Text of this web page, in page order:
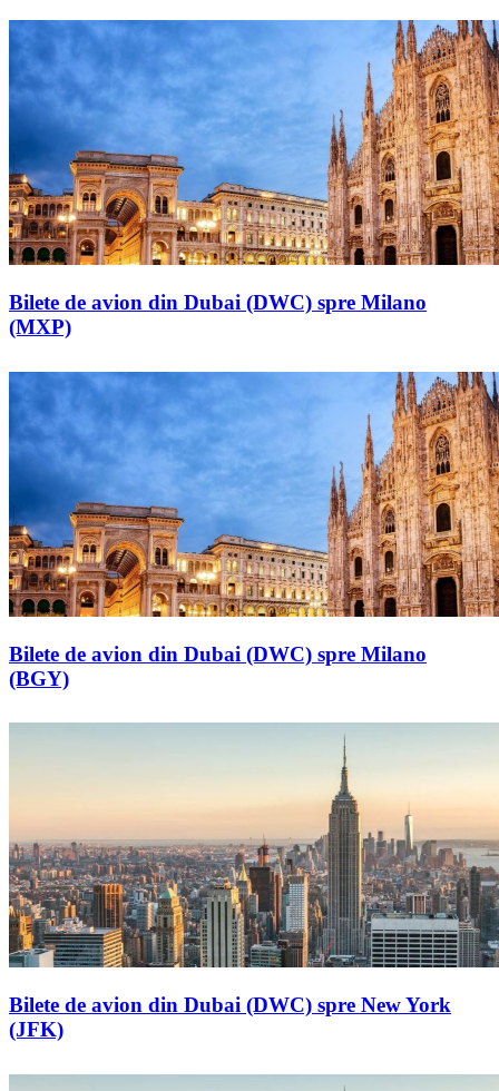
Bilete de avion din Dubai (DWC) spre Milano
(MXP)
Bilete de avion din Dubai (DWC) spre Milano
(BGY)
Bilete de avion din Dubai (DWC) spre New York
(JFK)